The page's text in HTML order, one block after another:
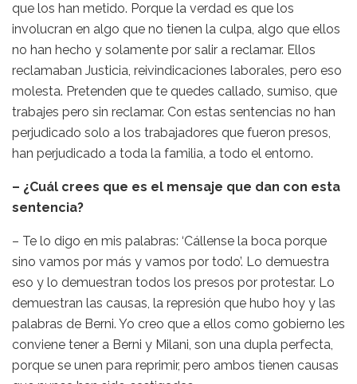
que los han metido. Porque la verdad es que los
involucran en algo que no tienen la culpa, algo que ellos
no han hecho y solamente por salir a reclamar. Ellos
reclamaban Justicia, reivindicaciones laborales, pero eso
molesta. Pretenden que te quedes callado, sumiso, que
trabajes pero sin reclamar. Con estas sentencias no han
perjudicado solo a los trabajadores que fueron presos,
han perjudicado a toda la familia, a todo el entorno.
– ¿Cuál crees que es el mensaje que dan con esta
sentencia?
– Te lo digo en mis palabras: ‘Cállense la boca porque
sino vamos por más y vamos por todo’. Lo demuestra
eso y lo demuestran todos los presos por protestar. Lo
demuestran las causas, la represión que hubo hoy y las
palabras de Berni. Yo creo que a ellos como gobierno les
conviene tener a Berni y Milani, son una dupla perfecta,
porque se unen para reprimir, pero ambos tienen causas